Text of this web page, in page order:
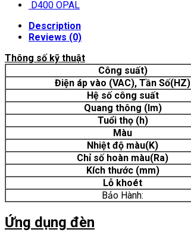
D400 OPAL
Description
Reviews (0)
Thông số kỹ thuật
Công suất)
Điện áp vào (VAC), Tần Số(HZ)
Hệ số công suất
Quang thông (lm)
Tuổi thọ (h)
Màu
Nhiệt độ màu(K)
Chỉ số hoàn màu(Ra)
Kích thước (mm)
Lỗ khoét
Bảo Hành:
Ứng dụng đèn